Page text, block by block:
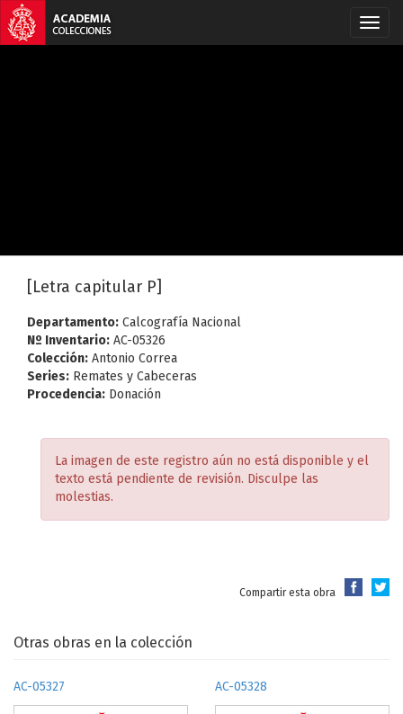
[Letra capitular P]
Departamento: Calcografía Nacional
Nº Inventario: AC-05326
Colección: Antonio Correa
Series: Remates y Cabeceras
Procedencia: Donación
La imagen de este registro aún no está disponible y el
texto está pendiente de revisión. Disculpe las
molestias.
Compartir esta obra
Otras obras en la colección
AC-05327 AC-05328